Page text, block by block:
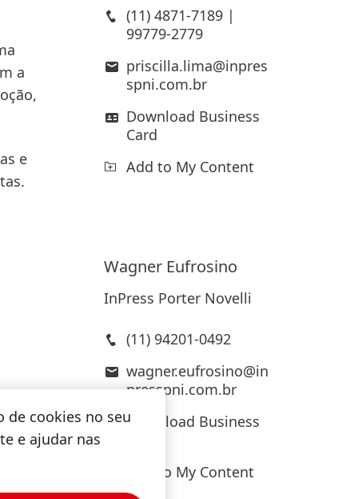
a
e
(11) 4871-7189 |
99779-2779
priscilla.lima@inpres
spni.com.br
Download Business
Card
Add to My Content
Wagner Eufrosino
InPress Porter Novelli
(11) 94201-0492
wagner.eufrosino@in
presspni.com.br
Download Business
Add to My Content
de cookies no seu
e ajudar nas